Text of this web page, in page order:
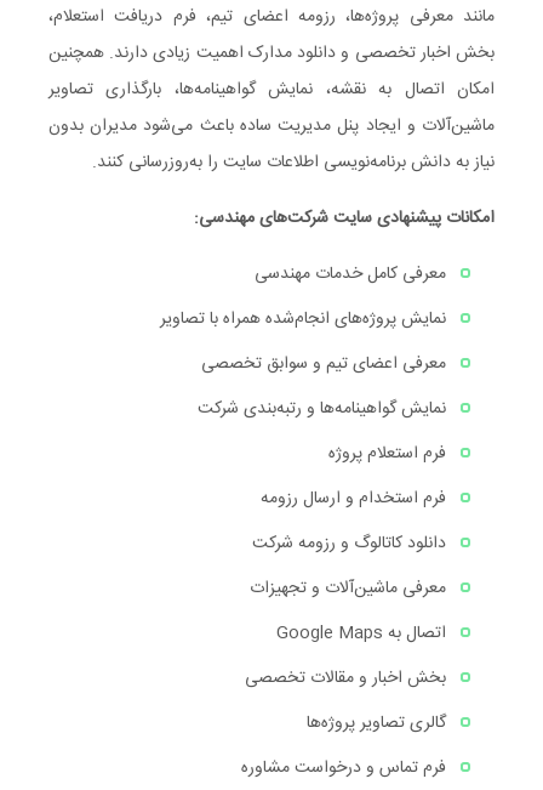
مانند معرفی پروژه‌ها، رزومه اعضای تیم، فرم دریافت استعلام،
بخش اخبار تخصصی و دانلود مدارک اهمیت زیادی دارند. همچنین
امکان اتصال به نقشه، نمایش گواهینامه‌ها، بارگذاری تصاویر
ماشین‌آلات و ایجاد پنل مدیریت ساده باعث می‌شود مدیران بدون
نیاز به دانش برنامه‌نویسی اطلاعات سایت را به‌روزرسانی کنند.
امکانات پیشنهادی سایت شرکت‌های مهندسی:
معرفی کامل خدمات مهندسی
نمایش پروژه‌های انجام‌شده همراه با تصاویر
معرفی اعضای تیم و سوابق تخصصی
نمایش گواهینامه‌ها و رتبه‌بندی شرکت
فرم استعلام پروژه
فرم استخدام و ارسال رزومه
دانلود کاتالوگ و رزومه شرکت
معرفی ماشین‌آلات و تجهیزات
اتصال به Google Maps
بخش اخبار و مقالات تخصصی
گالری تصاویر پروژه‌ها
فرم تماس و درخواست مشاوره